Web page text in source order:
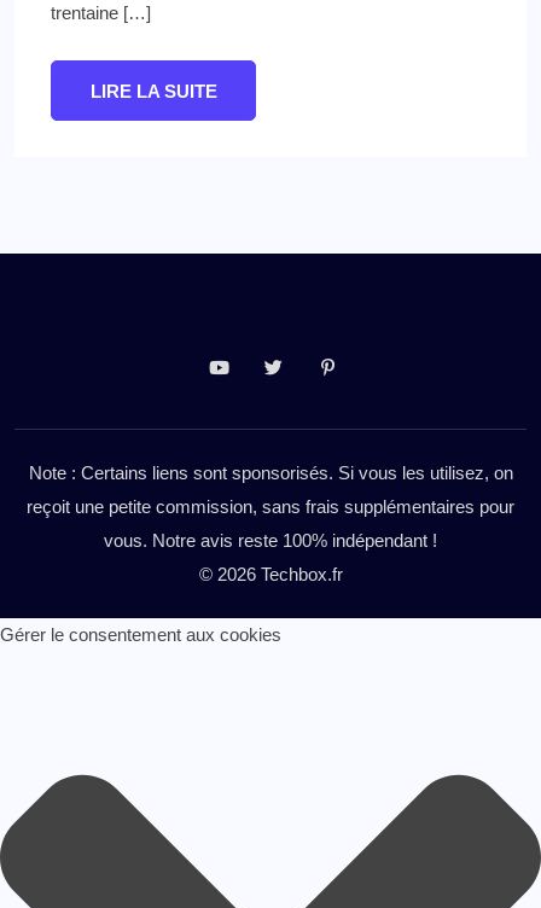
trentaine […]
LIRE LA SUITE
Note : Certains liens sont sponsorisés. Si vous les utilisez, on
reçoit une petite commission, sans frais supplémentaires pour
vous. Notre avis reste 100% indépendant !
© 2026 Techbox.fr
Gérer le consentement aux cookies